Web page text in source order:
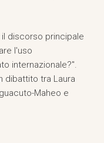
discorso principale
l'uso
internazionale?".
dibattito tra Laura
Maheo e